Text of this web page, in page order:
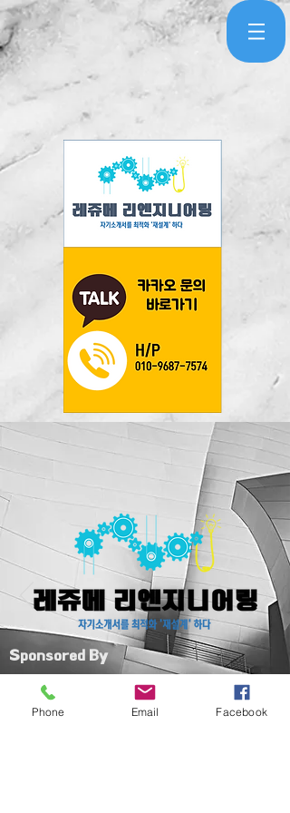
Sponsored By
카카오 문의하기
Phone Email Facebook